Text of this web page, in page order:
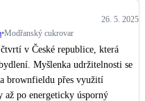
26. 5. 2025
•Modřanský cukrovar
v České republice, která
Myšlenka udržitelnosti se
brownfieldu přes využití
až po energeticky úsporný